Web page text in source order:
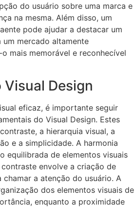
do usuário sobre uma marca e
na mesma. Além disso, um
pode ajudar a destacar um
mercado altamente
mais memorável e reconhecível
Design
eficaz, é importante seguir
do Visual Design. Estes
a hierarquia visual, a
e a simplicidade. A harmonia
equilibrada de elementos visuais
envolve a criação de
a atenção do usuário. A
dos elementos visuais de
enquanto a proximidade